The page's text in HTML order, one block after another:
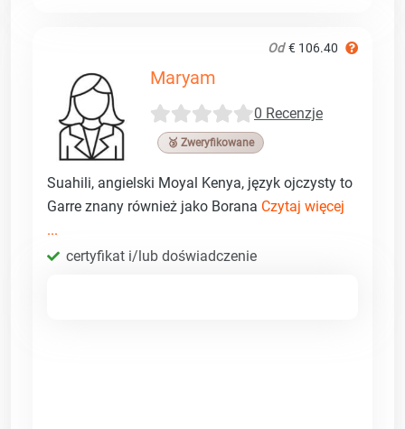
Od € 106.40
Maryam
0 Recenzje
🥉 Zweryfikowane
Suahili, angielski Moyal Kenya, język ojczysty to
Garre znany również jako Borana Czytaj więcej
...
certyfikat i/lub doświadczenie